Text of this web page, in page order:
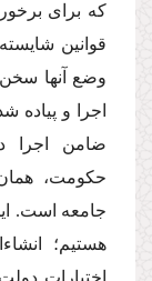
كه براى
قوانین
وضع آنها سخن
اجرا و پیاده
ضامن اجرا
حكومت،
جامعه است.
هستیم؛
اختیارات